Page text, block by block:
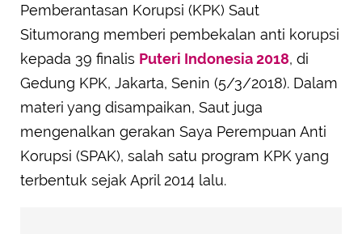
Pemberantasan Korupsi (KPK) Saut
Situmorang memberi pembekalan anti korupsi
kepada 39 finalis Puteri Indonesia 2018, di
Gedung KPK, Jakarta, Senin (5/3/2018). Dalam
materi yang disampaikan, Saut juga
mengenalkan gerakan Saya Perempuan Anti
Korupsi (SPAK), salah satu program KPK yang
terbentuk sejak April 2014 lalu.